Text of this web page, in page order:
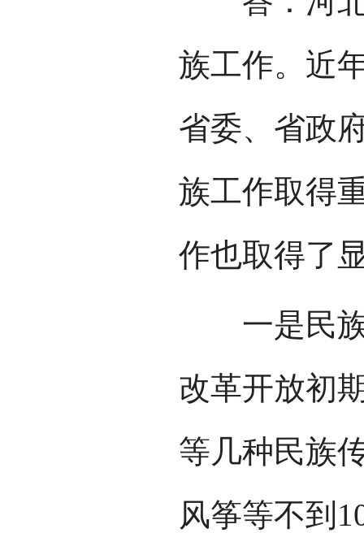
族工作。近
省委、省政
族工作取得
作也取得了
一是民族
改革开放初
等几种民族
风筝等不到